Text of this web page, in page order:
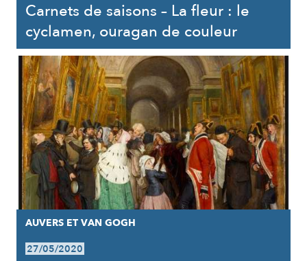
Carnets de saisons – La fleur : le
cyclamen, ouragan de couleur
AUVERS ET VAN GOGH
27/05/2020